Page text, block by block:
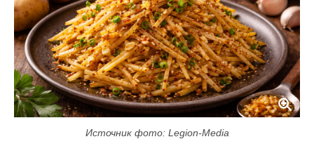
Источник фото: Legion-Media